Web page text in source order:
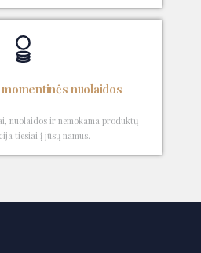
nuolaidos
nuolaidos ir nemokama produktų
tiesiai į jūsų namus.